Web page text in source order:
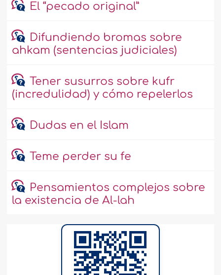
El “pecado original”
Difundiendo bromas sobre
ahkam (sentencias judiciales)
Tener susurros sobre kufr
(incredulidad) y cómo repelerlos
Dudas en el Islam
Teme perder su fe
Pensamientos complejos sobre
la existencia de Al-lah